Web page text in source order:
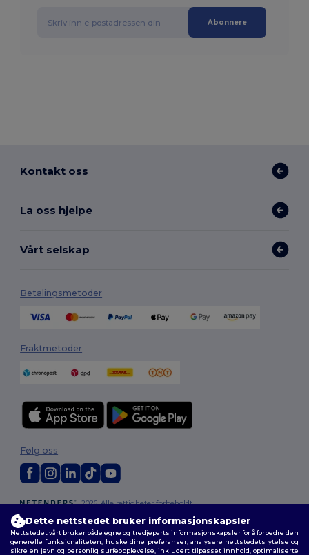
Abonnere
Kontakt oss
La oss hjelpe
Vårt selskap
Betalingsmetoder
Fraktmetoder
2026. Alle rettigheter forbeholdt
Generelle Vilkår| personvernerklæring|
Retningslinjer for
informasjonskapsler |Nettstedsoversikt
Følg oss
Dette nettstedet bruker informasjonskapsler
Nettstedet vårt bruker både egne og tredjeparts informasjonskapsler for å forbedre den
generelle funksjonaliteten, huske dine preferanser, analysere nettstedets ytelse og
sikre en jevn og personlig surfeopplevelse, inkludert tilpasset innhold, optimaliserte